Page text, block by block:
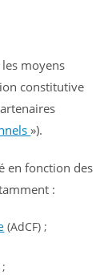
moyens
constitutive
»).
en fonction des
:
(AdCF) ;